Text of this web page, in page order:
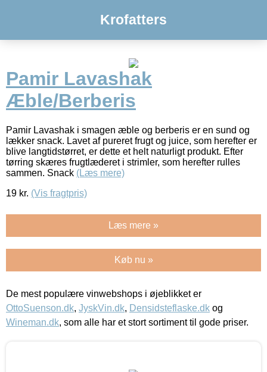
Krofatters
Pamir Lavashak
Æble/Berberis
Pamir Lavashak i smagen æble og berberis er en sund og
lækker snack. Lavet af pureret frugt og juice, som herefter er
blive langtidstørret, er dette et helt naturligt produkt. Efter
tørring skæres frugtlæderet i strimler, som herefter rulles
sammen. Snack (Læs mere)
19 kr. (Vis fragtpris)
Læs mere »
Køb nu »
De mest populære vinwebshops i øjeblikket er
OttoSuenson.dk, JyskVin.dk, Densidsteflaske.dk og
Wineman.dk, som alle har et stort sortiment til gode priser.